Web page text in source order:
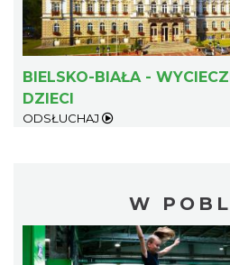
BIELSKO-BIAŁA -
DZIECI
ODSŁUCHAJ
W